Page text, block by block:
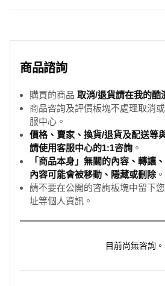
商品諮詢
購買的商品 取消/退貨請在我的酷
商品咨詢及評價板塊不處理取消
服中心。
價格、賣家、換貨/退貨及配送等
請使用客服中心的1:1咨詢 。
「商品本身」無關的內容、轉讓
內容可能會被移動、隱藏或刪除。
請不要在公開的咨詢板塊中留下
址等個人資訊。
目前尚無咨詢。